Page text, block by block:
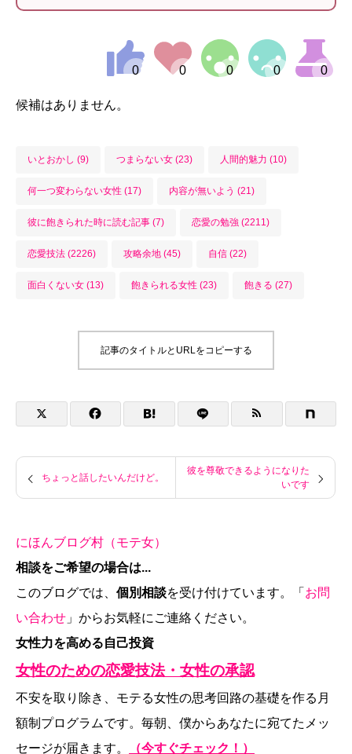
候補はありません。
いとおかし (9) つまらない女 (23) 人間的魅力 (10)
何一つ変わらない女性 (17) 内容が無いよう (21)
彼に飽きられた時に読む記事 (7) 恋愛の勉強 (2211)
恋愛技法 (2226) 攻略余地 (45) 自信 (22)
面白くない女 (13) 飽きられる女性 (23) 飽きる (27)
記事のタイトルとURLをコピーする
ちょっと話したいんだけど。
彼を尊敬できるようになりた
いです
にほんブログ村（モテ女）
相談をご希望の場合は...
このブログでは、 個別相談を受け付けています。「 お問
い合わせ 」からお気軽にご連絡ください。
女性力を高める自己投資
女性のための恋愛技法・女性の承認
不安を取り除き、モテる女性の思考回路の基礎を作る月
額制プログラムです。毎朝、僕からあなたに宛てたメッ
セージが届きます。
（今すぐチェック！）